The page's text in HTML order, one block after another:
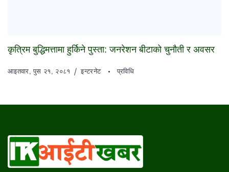
कृत्रिम बुद्धिमत्तामा हुर्किने पुस्ता: जनरेशन बीटाको चुनौती र अवसर
आइतवार, पुस २१, २०८१ इन्टरनेट प्रविधि